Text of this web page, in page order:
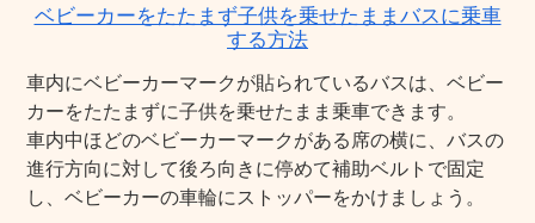
ベビーカーをたたまず子供を乗せたままバスに乗車
する方法
車内にベビーカーマークが貼られているバスは、ベビー
カーをたたまずに子供を乗せたまま乗車できます。
車内中ほどのベビーカーマークがある席の横に、バスの
進行方向に対して後ろ向きに停めて補助ベルトで固定
し、ベビーカーの車輪にストッパーをかけましょう。